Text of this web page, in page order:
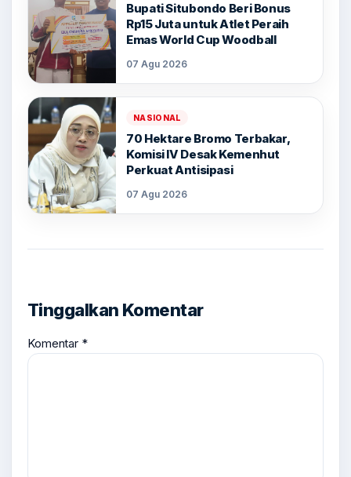
Bupati Situbondo Beri Bonus
Rp15 Juta untuk Atlet Peraih
Emas World Cup Woodball
07 Agu 2026
NASIONAL
70 Hektare Bromo Terbakar,
Komisi IV Desak Kemenhut
Perkuat Antisipasi
07 Agu 2026
Tinggalkan Komentar
Komentar *